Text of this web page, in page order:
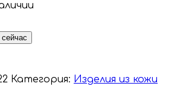
сейчас
Категория: Изделия из кожи